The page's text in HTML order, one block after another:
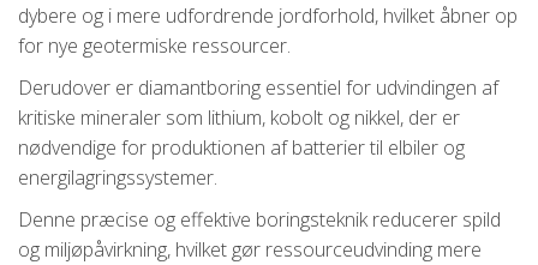
dybere og i mere udfordrende jordforhold, hvilket åbner op
for nye geotermiske ressourcer.
Derudover er diamantboring essentiel for udvindingen af
kritiske mineraler som lithium, kobolt og nikkel, der er
nødvendige for produktionen af batterier til elbiler og
energilagringssystemer.
Denne præcise og effektive boringsteknik reducerer spild
og miljøpåvirkning, hvilket gør ressourceudvinding mere